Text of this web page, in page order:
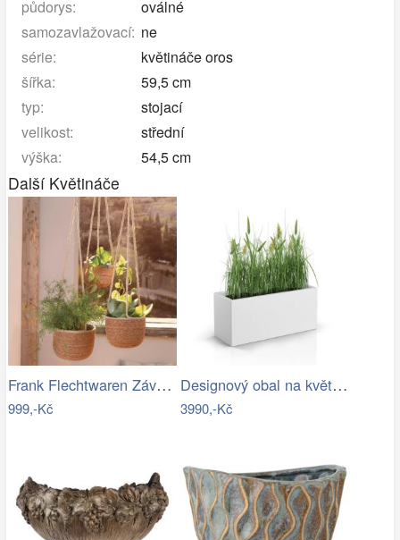
půdorys:
oválné
samozavlažovací: ne
série:
květináče oros
šířka:
59,5 cm
typ:
stojací
velikost:
střední
výška:
54,5 cm
Další Květináče
Frank Flechtwaren Závěsné obaly na…
999,-Kč
Designový obal na květináče LONG SLIM…
3990,-Kč